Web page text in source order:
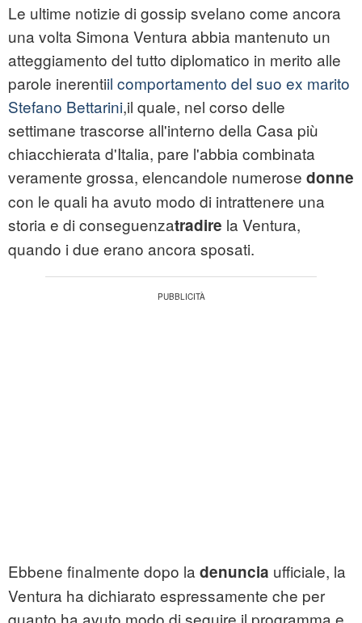
Le ultime notizie di gossip svelano come ancora
una volta Simona Ventura abbia mantenuto un
atteggiamento del tutto diplomatico in merito alle
parole inerentiil comportamento del suo ex marito
Stefano Bettarini,il quale, nel corso delle
settimane trascorse all'interno della Casa più
chiacchierata d'Italia, pare l'abbia combinata
veramente grossa, elencandole numerose donne
con le quali ha avuto modo di intrattenere una
storia e di conseguenzatradire la Ventura,
quando i due erano ancora sposati.
Ebbene finalmente dopo la denuncia ufficiale, la
Ventura ha dichiarato espressamente che per